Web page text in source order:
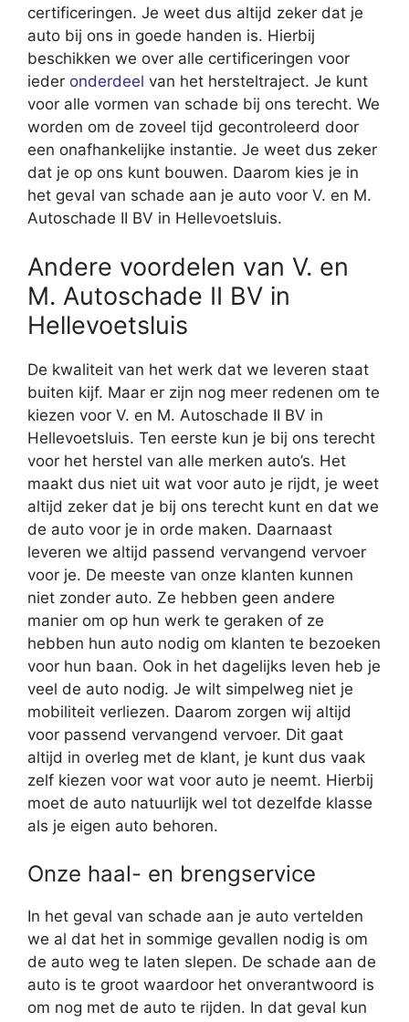
certificeringen. Je weet dus altijd zeker dat je
auto bij ons in goede handen is. Hierbij
beschikken we over alle certificeringen voor
ieder onderdeel van het hersteltraject. Je kunt
voor alle vormen van schade bij ons terecht. We
worden om de zoveel tijd gecontroleerd door
een onafhankelijke instantie. Je weet dus zeker
dat je op ons kunt bouwen. Daarom kies je in
het geval van schade aan je auto voor V. en M.
Autoschade II BV in Hellevoetsluis.
Andere voordelen van V. en
M. Autoschade II BV in
Hellevoetsluis
De kwaliteit van het werk dat we leveren staat
buiten kijf. Maar er zijn nog meer redenen om te
kiezen voor V. en M. Autoschade II BV in
Hellevoetsluis. Ten eerste kun je bij ons terecht
voor het herstel van alle merken auto’s. Het
maakt dus niet uit wat voor auto je rijdt, je weet
altijd zeker dat je bij ons terecht kunt en dat we
de auto voor je in orde maken. Daarnaast
leveren we altijd passend vervangend vervoer
voor je. De meeste van onze klanten kunnen
niet zonder auto. Ze hebben geen andere
manier om op hun werk te geraken of ze
hebben hun auto nodig om klanten te bezoeken
voor hun baan. Ook in het dagelijks leven heb je
veel de auto nodig. Je wilt simpelweg niet je
mobiliteit verliezen. Daarom zorgen wij altijd
voor passend vervangend vervoer. Dit gaat
altijd in overleg met de klant, je kunt dus vaak
zelf kiezen voor wat voor auto je neemt. Hierbij
moet de auto natuurlijk wel tot dezelfde klasse
als je eigen auto behoren.
Onze haal- en brengservice
In het geval van schade aan je auto vertelden
we al dat het in sommige gevallen nodig is om
de auto weg te laten slepen. De schade aan de
auto is te groot waardoor het onverantwoord is
om nog met de auto te rijden. In dat geval kun